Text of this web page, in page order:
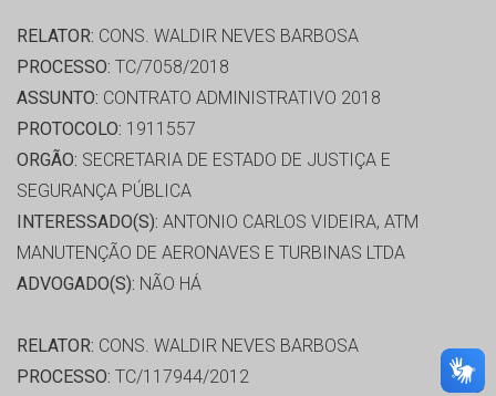
RELATOR: CONS. WALDIR NEVES BARBOSA
PROCESSO: TC/7058/2018
ASSUNTO: CONTRATO ADMINISTRATIVO 2018
PROTOCOLO: 1911557
ORGÃO: SECRETARIA DE ESTADO DE JUSTIÇA E
SEGURANÇA PÚBLICA
INTERESSADO(S): ANTONIO CARLOS VIDEIRA, ATM
MANUTENÇÃO DE AERONAVES E TURBINAS LTDA
ADVOGADO(S): NÃO HÁ
RELATOR: CONS. WALDIR NEVES BARBOSA
PROCESSO: TC/117944/2012